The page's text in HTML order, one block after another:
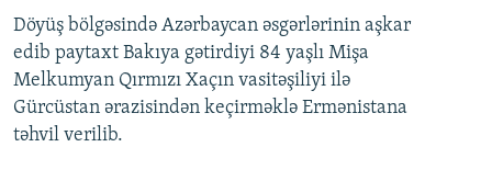
BIZIMLƏ ƏLAQƏ
XƏBƏR BÜLLETENLƏRIMIZ
Döyüş bölgəsində Azərbaycan əsgərlərinin aşkar
edib paytaxt Bakıya gətirdiyi 84 yaşlı Mişa
Melkumyan Qırmızı Xaçın vasitəşiliyi ilə
Gürcüstan ərazisindən keçirməklə Ermənistana
təhvil verilib.